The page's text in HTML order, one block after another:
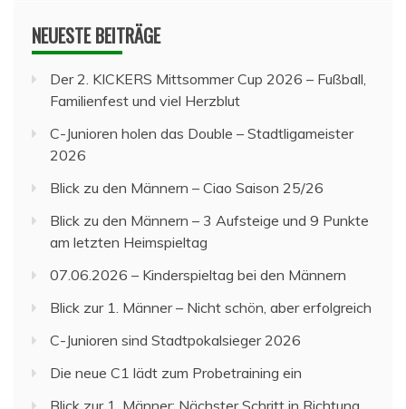
NEUESTE BEITRÄGE
Der 2. KICKERS Mittsommer Cup 2026 – Fußball,
Familienfest und viel Herzblut
C-Junioren holen das Double – Stadtligameister
2026
Blick zu den Männern – Ciao Saison 25/26
Blick zu den Männern – 3 Aufsteige und 9 Punkte
am letzten Heimspieltag
07.06.2026 – Kinderspieltag bei den Männern
Blick zur 1. Männer – Nicht schön, aber erfolgreich
C-Junioren sind Stadtpokalsieger 2026
Die neue C1 lädt zum Probetraining ein
Blick zur 1. Männer: Nächster Schritt in Richtung